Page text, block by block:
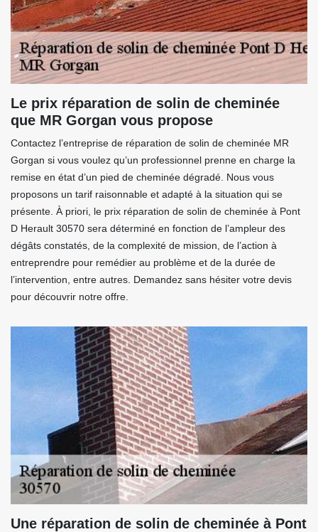
Le prix réparation de solin de cheminée
que MR Gorgan vous propose
Contactez l’entreprise de réparation de solin de cheminée MR
Gorgan si vous voulez qu’un professionnel prenne en charge la
remise en état d’un pied de cheminée dégradé. Nous vous
proposons un tarif raisonnable et adapté à la situation qui se
présente. À priori, le prix réparation de solin de cheminée à Pont
D Herault 30570 sera déterminé en fonction de l’ampleur des
dégâts constatés, de la complexité de mission, de l’action à
entreprendre pour remédier au problème et de la durée de
l’intervention, entre autres. Demandez sans hésiter votre devis
pour découvrir notre offre.
Une réparation de solin de cheminée à Pont